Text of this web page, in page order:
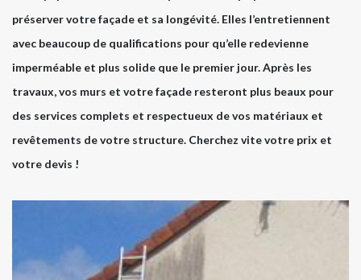
préserver votre façade et sa longévité. Elles l’entretiennent
avec beaucoup de qualifications pour qu’elle redevienne
imperméable et plus solide que le premier jour. Après les
travaux, vos murs et votre façade resteront plus beaux pour
des services complets et respectueux de vos matériaux et
revêtements de votre structure. Cherchez vite votre prix et
votre devis !